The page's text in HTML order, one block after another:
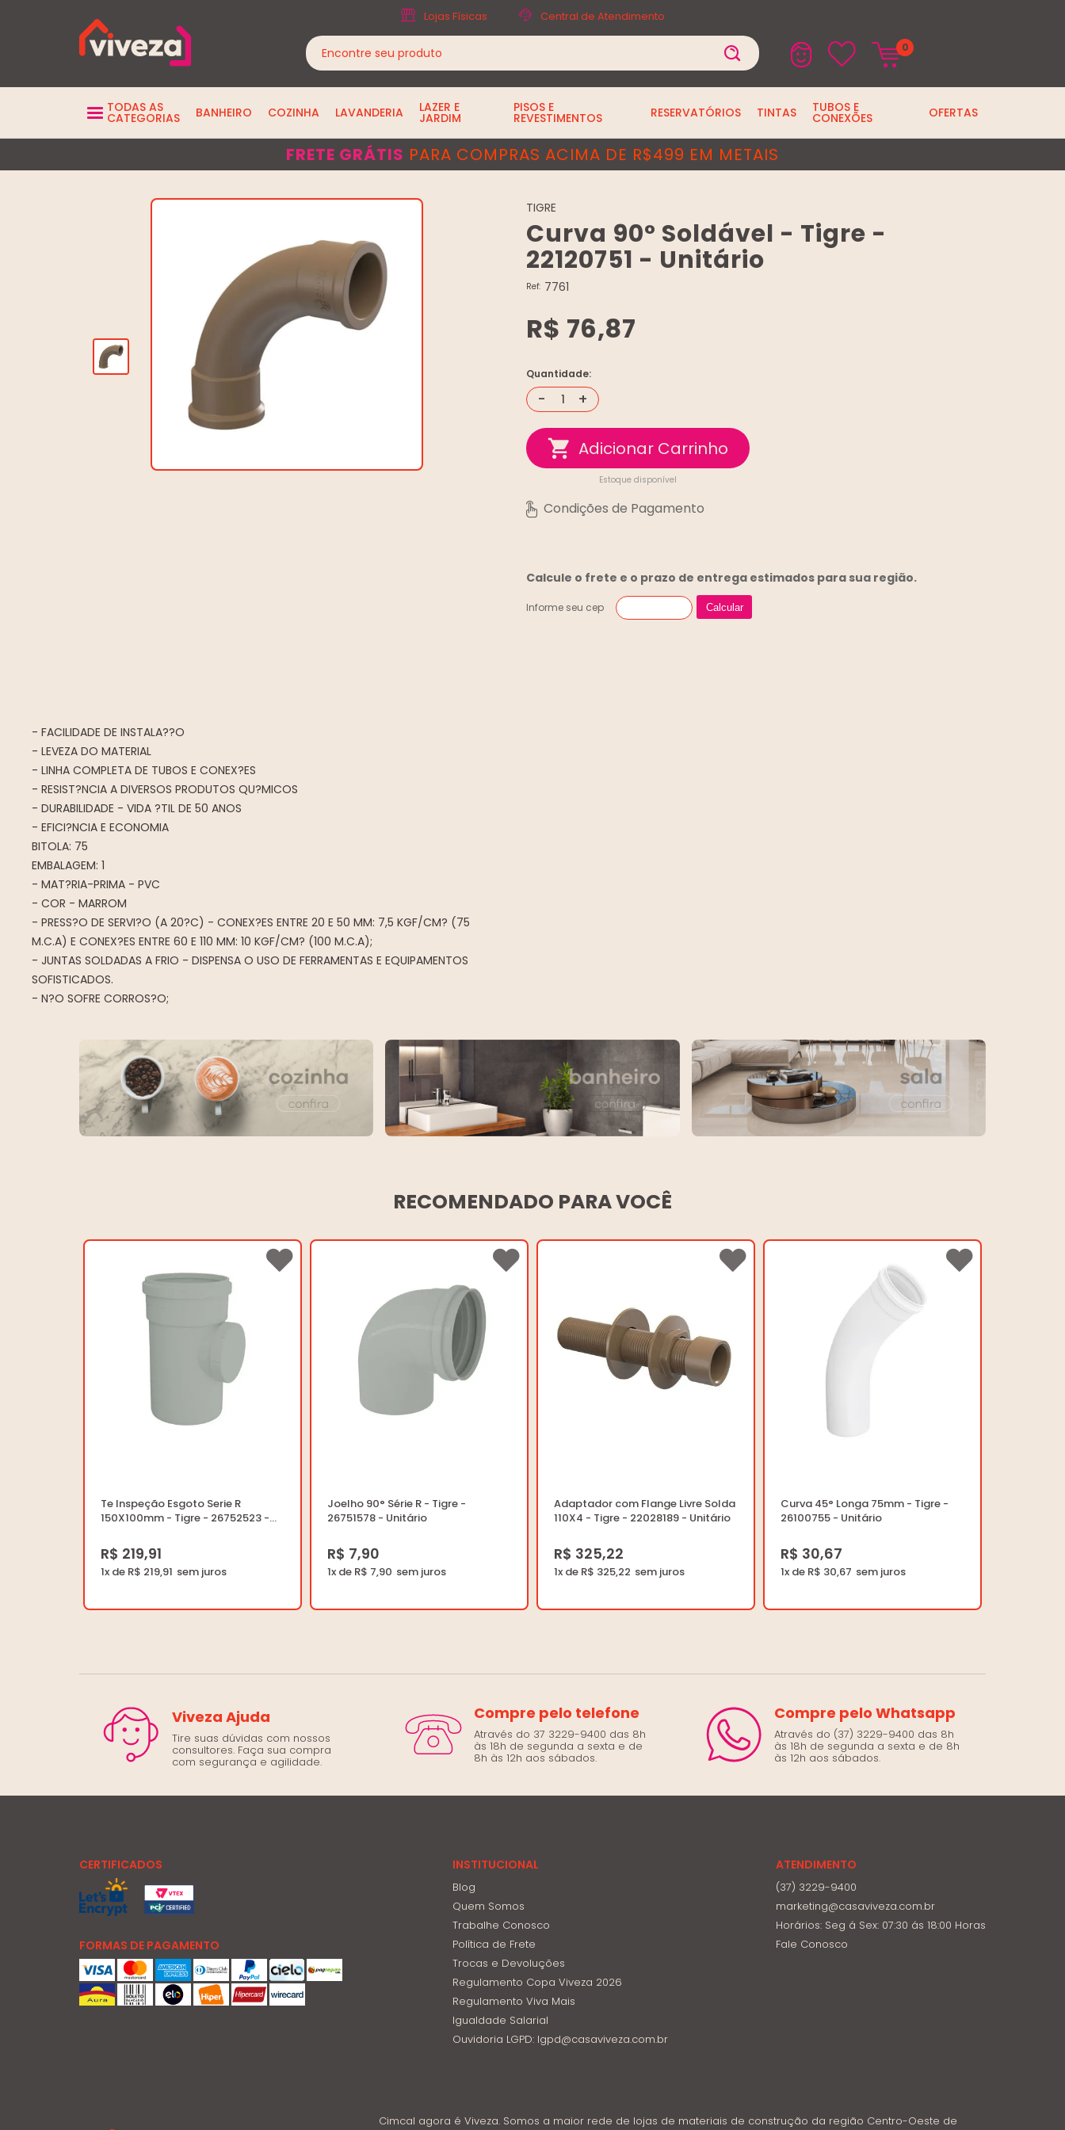
Lojas Físicas Central de Atendimento
0
TODAS AS
CATEGORIAS BANHEIRO COZINHA LAVANDERIA LAZER E
JARDIM
PISOS E
REVESTIMENTOS RESERVATÓRIOS TINTAS TUBOS E
CONEXÕES OFERTAS
FRETE GRÁTIS PARA COMPRAS ACIMA DE R$499 EM METAIS
TIGRE
Curva 90° Soldável - Tigre -
22120751 - Unitário
Ref: 7761
R$ 76,87
Quantidade:
- +
Estoque disponível
Calcule o frete e o prazo de entrega estimados para sua região.
Informe seu cep Calcular
- FACILIDADE DE INSTALA??O
- LEVEZA DO MATERIAL
- LINHA COMPLETA DE TUBOS E CONEX?ES
- RESIST?NCIA A DIVERSOS PRODUTOS QU?MICOS
- DURABILIDADE - VIDA ?TIL DE 50 ANOS
- EFICI?NCIA E ECONOMIA
BITOLA: 75
EMBALAGEM: 1
- MAT?RIA-PRIMA - PVC
- COR - MARROM
- PRESS?O DE SERVI?O (A 20?C) - CONEX?ES ENTRE 20 E 50 MM: 7,5 KGF/CM? (75
M.C.A) E CONEX?ES ENTRE 60 E 110 MM: 10 KGF/CM? (100 M.C.A);
- JUNTAS SOLDADAS A FRIO - DISPENSA O USO DE FERRAMENTAS E EQUIPAMENTOS
SOFISTICADOS.
- N?O SOFRE CORROS?O;
RECOMENDADO PARA VOCÊ
Te Inspeção Esgoto Serie R
150X100mm - Tigre - 26752523 -
R$ 219,91
1x de R$ 219,91
Joelho 90° Série R - Tigre -
26751578 - Unitário
R$ 7,90
1x de R$ 7,90
Adaptador com Flange Livre Solda
110X4 - Tigre - 22028189 - Unitário
R$ 325,22
1x de R$ 325,22
Curva 45° Longa 75mm - Tigre -
26100755 - Unitário
R$ 30,67
1x de R$ 30,67
Viveza Ajuda
Tire suas dúvidas com nossos
consultores. Faça sua compra
com segurança e agilidade.
Compre pelo telefone
Através do 37 3229-9400 das 8h
às 18h de segunda a sexta e de
8h às 12h aos sábados.
Compre pelo Whatsapp
Através do (37) 3229-9400 das 8h
às 18h de segunda a sexta e de 8h
às 12h aos sábados.
CERTIFICADOS
FORMAS DE PAGAMENTO
INSTITUCIONAL
Blog
Quem Somos
Trabalhe Conosco
Política de Frete
Trocas e Devoluções
Regulamento Copa Viveza 2026
Regulamento Viva Mais
Igualdade Salarial
Ouvidoria LGPD: lgpd@casaviveza.com.br
ATENDIMENTO
(37) 3229-9400
marketing@casaviveza.com.br
Horários: Seg á Sex: 07:30 ás 18:00 Horas
Fale Conosco
Cimcal agora é Viveza. Somos a maior rede de lojas de materiais de construção da região Centro-Oeste de